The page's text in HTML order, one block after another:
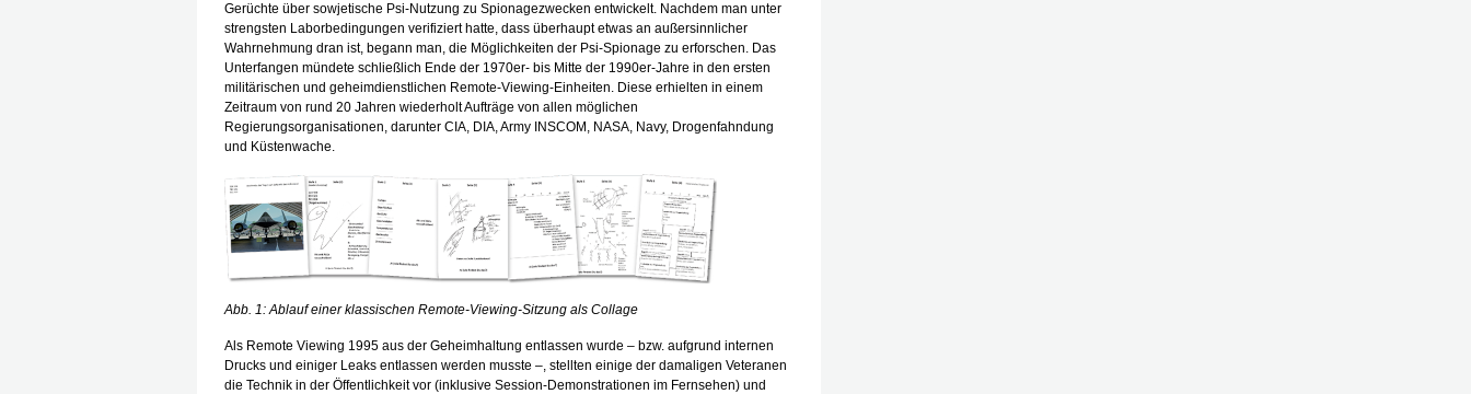
Gerüchte über sowjetische Psi-Nutzung zu Spionagezwecken entwickelt. Nachdem man unter
strengsten Laborbedingungen verifiziert hatte, dass überhaupt etwas an außersinnlicher
Wahrnehmung dran ist, begann man, die Möglichkeiten der Psi-Spionage zu erforschen. Das
Unterfangen mündete schließlich Ende der 1970er- bis Mitte der 1990er-Jahre in den ersten
militärischen und geheimdienstlichen Remote-Viewing-Einheiten. Diese erhielten in einem
Zeitraum von rund 20 Jahren wiederholt Aufträge von allen möglichen
Regierungsorganisationen, darunter CIA, DIA, Army INSCOM, NASA, Navy, Drogenfahndung
und Küstenwache.
Abb. 1: Ablauf einer klassischen Remote-Viewing-Sitzung als Collage
Als Remote Viewing 1995 aus der Geheimhaltung entlassen wurde – bzw. aufgrund internen
Drucks und einiger Leaks entlassen werden musste –, stellten einige der damaligen Veteranen
die Technik in der Öffentlichkeit vor (inklusive Session-Demonstrationen im Fernsehen) und